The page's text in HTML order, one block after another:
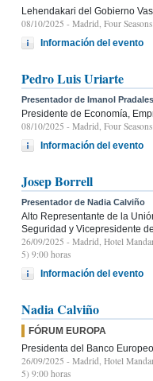
Lehendakari del Gobierno
08/10/2025 - Madrid, Four
Información del evento
Pedro Luis Uriarte
Presentador de Imanol Pradales
Presidente de Economía,
08/10/2025 - Madrid, Four
Información del evento
Josep Borrell
Presentador de Nadia Calviño
Alto Representante de la
Seguridad y Vicepresidente
26/09/2025 - Madrid, Hotel
5) 9:00 horas
Información del evento
Nadia Calviño
FÓRUM EUROPA
Presidenta del Banco
26/09/2025 - Madrid, Hotel
5) 9:00 horas